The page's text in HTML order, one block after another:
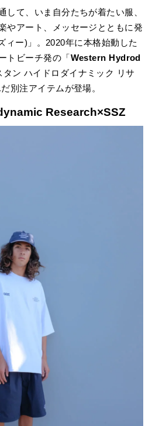
して、いま自分たちが着たい服、
やアート、メッセージとともに発
ィー)」。2020年に本格始動した
トビーチ発の「Western Hydrod
タン ハイドロダイナミック リサ
別注アイテムが登場。
Research×SSZ